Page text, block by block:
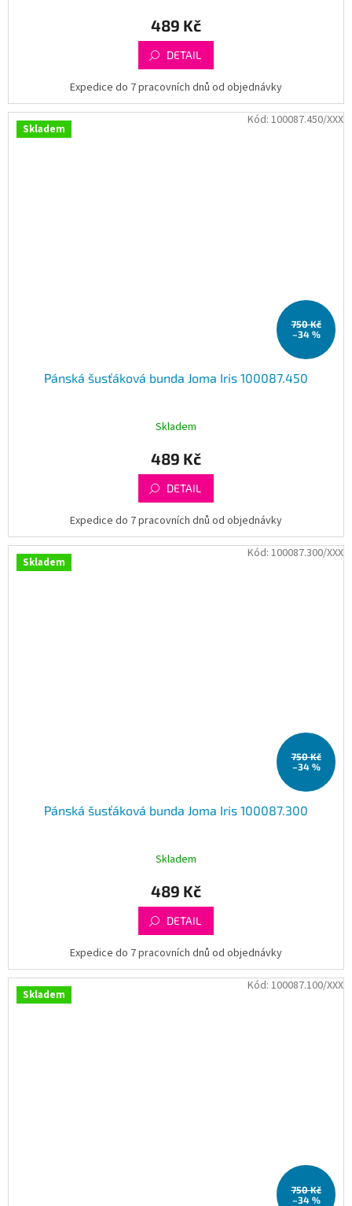
489 Kč
DETAIL
Expedice do 7 pracovních dnů od objednávky
Skladem
750 Kč
–34 %
Pánská šusťáková bunda Joma Iris 100087.450
Skladem
489 Kč
DETAIL
Expedice do 7 pracovních dnů od objednávky
Kód: 100087.450/XXX
Skladem
750 Kč
–34 %
Pánská šusťáková bunda Joma Iris 100087.300
Skladem
489 Kč
DETAIL
Expedice do 7 pracovních dnů od objednávky
Kód: 100087.300/XXX
Skladem
750 Kč
–34 %
Kód: 100087.100/XXX